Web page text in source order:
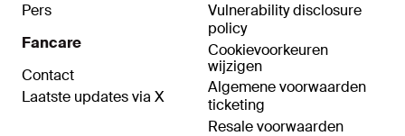
Pers
Fancare
Contact
Laatste updates via X
Vulnerability disclosure
policy
Cookievoorkeuren
wijzigen
Algemene voorwaarden
ticketing
Resale voorwaarden